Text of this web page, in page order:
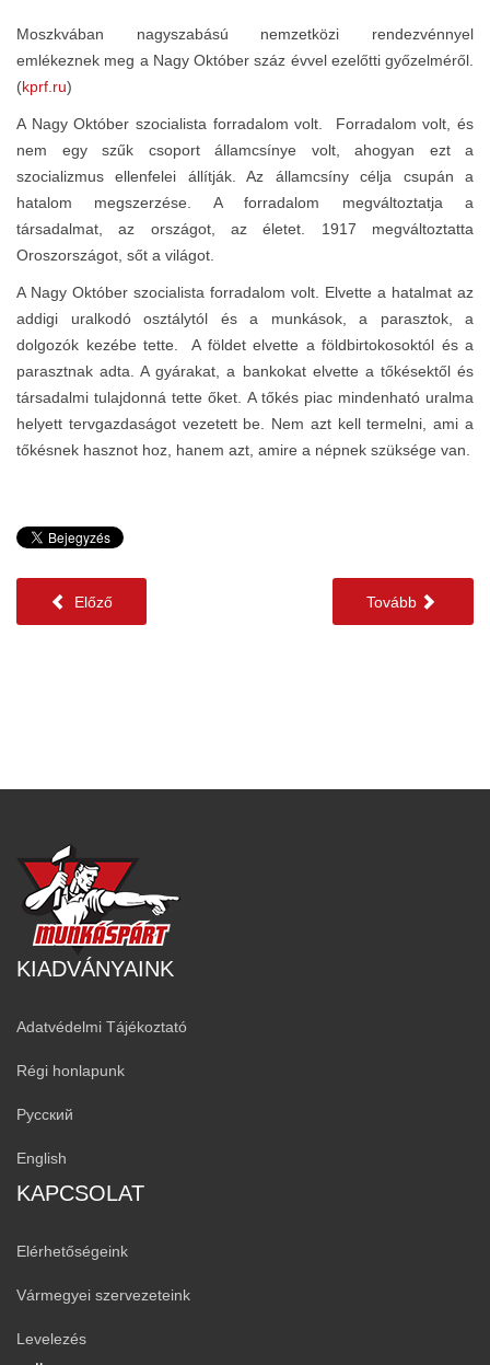
Moszkvában nagyszabású nemzetközi rendezvénnyel
emlékeznek meg a Nagy Október száz évvel ezelőtti győzelméről.
(kprf.ru)
A Nagy Október szocialista forradalom volt. Forradalom volt, és
nem egy szűk csoport államcsínye volt, ahogyan ezt a
szocializmus ellenfelei állítják. Az államcsíny célja csupán a
hatalom megszerzése. A forradalom megváltoztatja a
társadalmat, az országot, az életet. 1917 megváltoztatta
Oroszországot, sőt a világot.
A Nagy Október szocialista forradalom volt. Elvette a hatalmat az
addigi uralkodó osztálytól és a munkások, a parasztok, a
dolgozók kezébe tette. A földet elvette a földbirtokosoktól és a
parasztnak adta. A gyárakat, a bankokat elvette a tőkésektől és
társadalmi tulajdonná tette őket. A tőkés piac mindenható uralma
helyett tervgazdaságot vezetett be. Nem azt kell termelni, ami a
tőkésnek hasznot hoz, hanem azt, amire a népnek szüksége van.
Előző Tovább
KIADVÁNYAINK
Adatvédelmi Tájékoztató
Régi honlapunk
Русский
English
KAPCSOLAT
Elérhetőségeink
Vármegyei szervezeteink
Levelezés